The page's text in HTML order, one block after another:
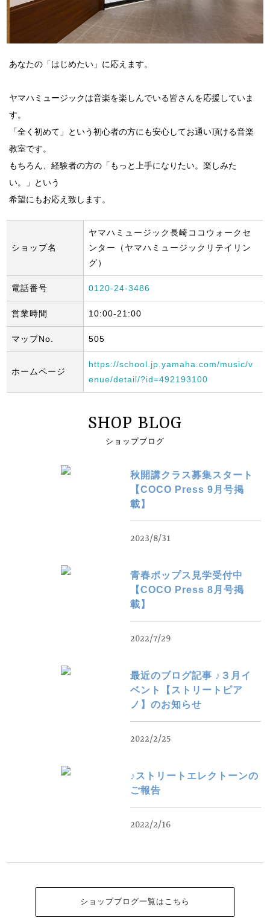
あなたの「はじめたい」に応えます。
ヤマハミュージックは音楽を楽しんでいる皆さんを応援していま
す。
「全く初めて」という初心者の方にも安心してお通い頂ける音楽
教室です。
もちろん、経験者の方の「もっと上手になりたい。楽しみた
い。」という
希望にもお応え致します。
ショップ名
ヤマハミュージック長崎ココウォークセ
ンター（ヤマハミュージックリテイリン
グ）
電話番号 0120-24-3486
営業時間 10:00-21:00
マップNo. 505
ホームページ
https://school.jp.yamaha.com/music/v
enue/detail/?id=492193100
SHOP BLOG
ショップブログ
秋開講クラス募集スタート
【COCO Press 9月号掲
載】
2023/8/31
青春ポップス見学受付中
【COCO Press 8月号掲
載】
2022/7/29
最近のブログ記事 ♪３月イ
ベント【ストリートピア
ノ】のお知らせ
2022/2/25
♪ストリートエレクトーンの
ご報告
2022/2/16
ショップブログ一覧はこちら